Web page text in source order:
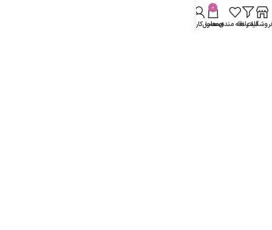
- صفحه اصلی
فیلتر ها
علاقه مندی ها
0
محصول
حساب کاربری من